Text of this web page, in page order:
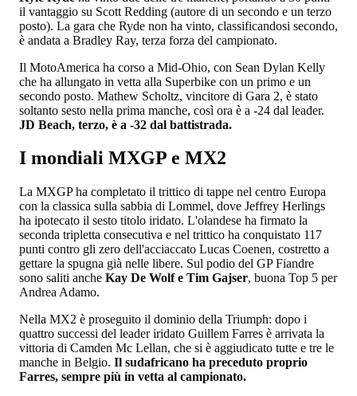
il vantaggio su Scott Redding (autore di un secondo e un terzo
posto). La gara che Ryde non ha vinto, classificandosi secondo,
è andata a Bradley Ray, terza forza del campionato.
Il MotoAmerica ha corso a Mid-Ohio, con Sean Dylan Kelly
che ha allungato in vetta alla Superbike con un primo e un
secondo posto. Mathew Scholtz, vincitore di Gara 2, è stato
soltanto sesto nella prima manche, così ora è a -24 dal leader.
JD Beach, terzo, è a -32 dal battistrada.
I mondiali MXGP e MX2
La MXGP ha completato il trittico di tappe nel centro Europa
con la classica sulla sabbia di Lommel, dove Jeffrey Herlings
ha ipotecato il sesto titolo iridato. L'olandese ha firmato la
seconda tripletta consecutiva e nel trittico ha conquistato 117
punti contro gli zero dell'acciaccato Lucas Coenen, costretto a
gettare la spugna già nelle libere. Sul podio del GP Fiandre
sono saliti anche Kay De Wolf e Tim Gajser, buona Top 5 per
Andrea Adamo.
Nella MX2 è proseguito il dominio della Triumph: dopo i
quattro successi del leader iridato Guillem Farres è arrivata la
vittoria di Camden Mc Lellan, che si è aggiudicato tutte e tre le
manche in Belgio. Il sudafricano ha preceduto proprio
Farres, sempre più in vetta al campionato.